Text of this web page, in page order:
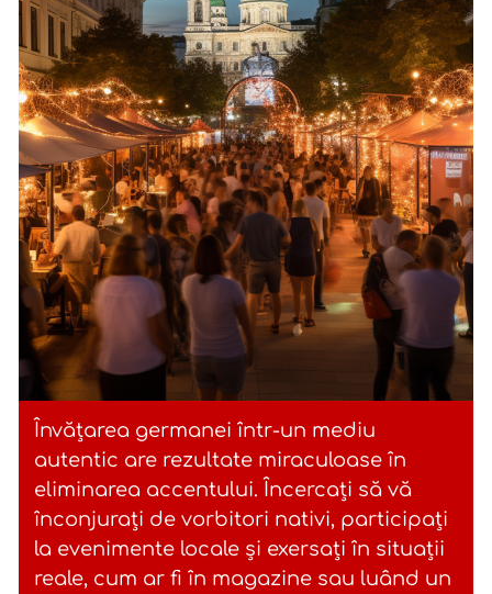
Învățarea germanei într-un mediu
autentic are rezultate miraculoase în
eliminarea accentului. Încercați să vă
înconjurați de vorbitori nativi, participați
la evenimente locale și exersați în situații
reale, cum ar fi în magazine sau luând un